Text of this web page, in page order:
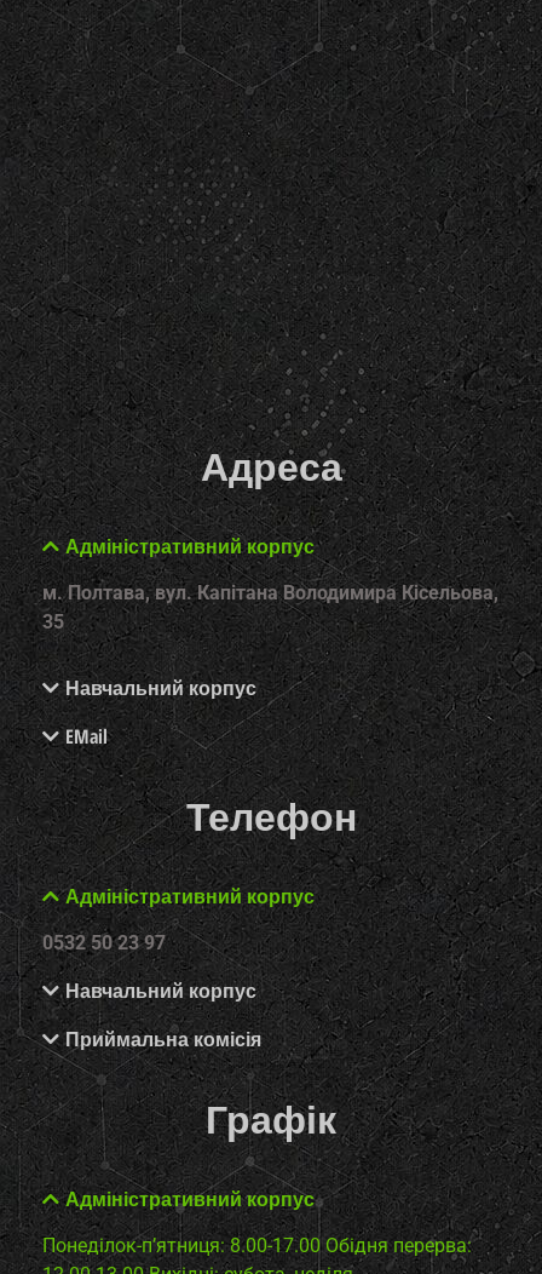
Адреса
Адміністративний корпус
м. Полтава, вул. Капітана Володимира Кісельова,
35
Навчальний корпус
EMail
Телефон
Адміністративний корпус
0532 50 23 97
Навчальний корпус
Приймальна комісія
Графік
Адміністративний корпус
Понеділок-п’ятниця: 8.00-17.00 Обідня перерва: